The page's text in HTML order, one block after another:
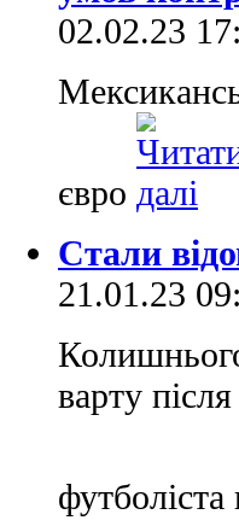
02.02.23
євро
Стали
21.01.23
варту
футболіста